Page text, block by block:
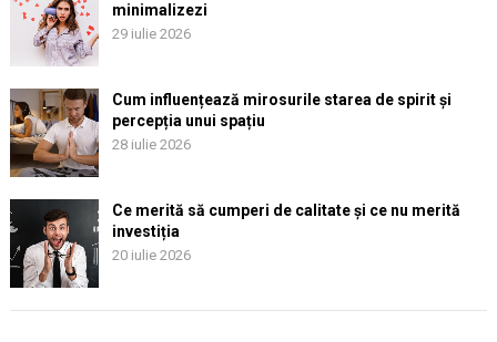
minimalizezi
29 iulie 2026
Cum influențează mirosurile starea de spirit și
percepția unui spațiu
28 iulie 2026
Ce merită să cumperi de calitate și ce nu merită
investiția
20 iulie 2026